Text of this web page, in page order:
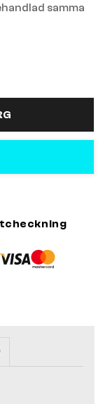
samma